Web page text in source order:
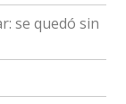
se quedó sin